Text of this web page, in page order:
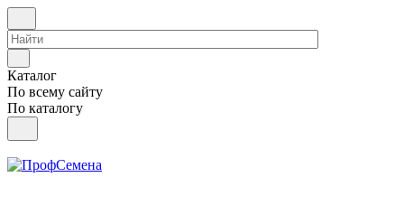
Каталог
По всему сайту
По каталогу